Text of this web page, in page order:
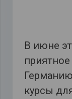
В июне
курсы